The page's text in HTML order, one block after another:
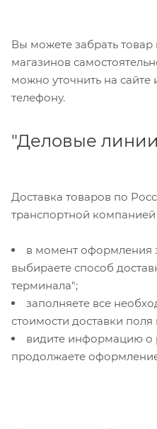
Вы можете забрать товар в одном из
магазинов
можно уточнить на
телефону.
"Деловые
Доставка товаров по
транспортной
в момент оформления
выбираете способ
терминала";
заполняете все
стоимости доставки
видите информацию о
продолжаете